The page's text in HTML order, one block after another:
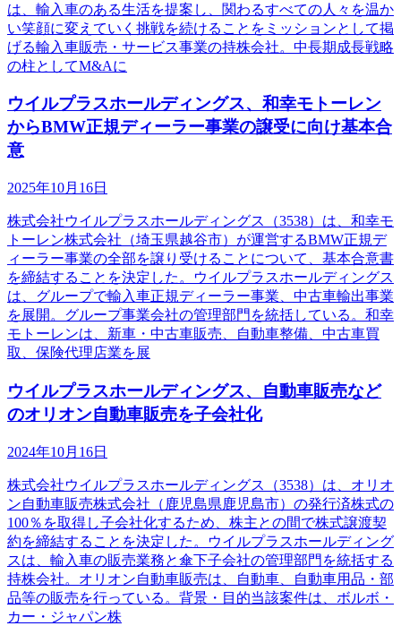
は、輸入車のある生活を提案し、関わるすべての人々を温か
い笑顔に変えていく挑戦を続けることをミッションとして掲
げる輸入車販売・サービス事業の持株会社。中長期成長戦略
の柱としてM&Aに
ウイルプラスホールディングス、和幸モトーレン
からBMW正規ディーラー事業の譲受に向け基本合
意
2025年10月16日
株式会社ウイルプラスホールディングス（3538）は、和幸モ
トーレン株式会社（埼玉県越谷市）が運営するBMW正規デ
ィーラー事業の全部を譲り受けることについて、基本合意書
を締結することを決定した。ウイルプラスホールディングス
は、グループで輸入車正規ディーラー事業、中古車輸出事業
を展開。グループ事業会社の管理部門を統括している。和幸
モトーレンは、新車・中古車販売、自動車整備、中古車買
取、保険代理店業を展
ウイルプラスホールディングス、自動車販売など
のオリオン自動車販売を子会社化
2024年10月16日
株式会社ウイルプラスホールディングス（3538）は、オリオ
ン自動車販売株式会社（鹿児島県鹿児島市）の発行済株式の
100％を取得し子会社化するため、株主との間で株式譲渡契
約を締結することを決定した。ウイルプラスホールディング
スは、輸入車の販売業務と傘下子会社の管理部門を統括する
持株会社。オリオン自動車販売は、自動車、自動車用品・部
品等の販売を行っている。背景・目的当該案件は、ボルボ・
カー・ジャパン株